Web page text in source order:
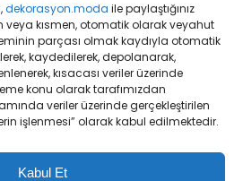
dekorasyon.moda ile paylaştığınız
veya kısmen, otomatik olarak veyahut
parçası olmak kaydıyla otomatik
kaydedilerek, depolanarak,
kısacası veriler üzerinde
konu olarak tarafımızdan
veriler üzerinde gerçekleştirilen
işlenmesi” olarak kabul edilmektedir.
Kabul Et
Nedir?